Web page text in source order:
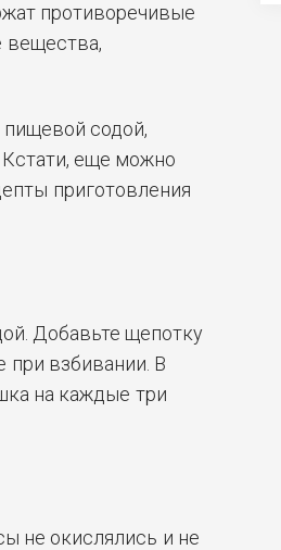
противоречивые
вещества,
содой,
еще можно
приготовления
Добавьте щепотку
при взбивании. В
на каждые три
не окислялись и не